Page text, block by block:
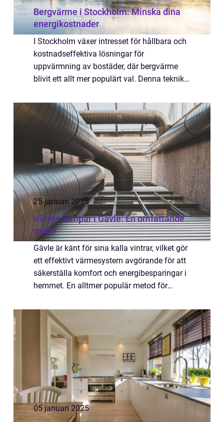
Bergvärme i Stockholm: Minska dina
energikostnader
I Stockholm växer intresset för hållbara och
kostnadseffektiva lösningar för
uppvärmning av bostäder, där bergvärme
blivit ett allt mer populärt val. Denna teknik
25 januari 2025
Värmepumpar i Gävle: En omfattande
guide
Gävle är känt för sina kalla vintrar, vilket gör
ett effektivt värmesystem avgörande för att
säkerställa komfort och energibesparingar i
hemmet. En alltmer populär metod för
05 januari 2025